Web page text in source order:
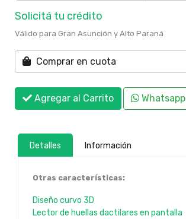
Solicitá tu crédito
Válido para Gran Asunción y Alto Paraná
Comprar en cuota
Agregar al Carrito Whatsapp
Detalles Información
Otras características:
Diseño curvo 3D
Lector de huellas dactilares en pantalla